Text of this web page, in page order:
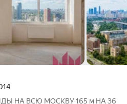
МОСКВУ 165 м НА 36